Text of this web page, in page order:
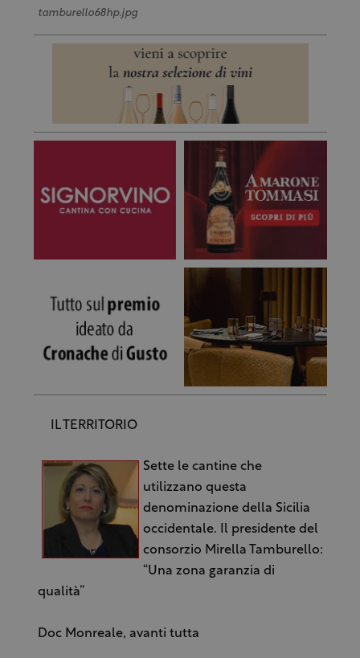
tamburello68hp.jpg
IL TERRITORIO
Sette le cantine che
utilizzano questa
denominazione della Sicilia
occidentale. Il presidente del
consorzio Mirella Tamburello:
“Una zona garanzia di
qualità”
Doc Monreale, avanti tutta